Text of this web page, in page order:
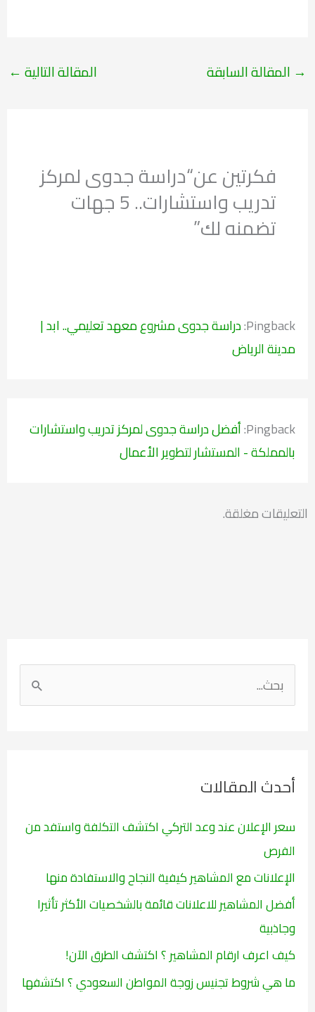
→ المقالة السابقة المقالة التالية←
فكرتين عن“دراسة جدوى لمركز
تدريب واستشارات.. 5 جهات
تضمنه لك”
Pingback: دراسة جدوى مشروع معهد تعليمي.. ابد |
مدينة الرياض
Pingback: أفضل دراسة جدوى لمركز تدريب واستشارات
بالمملكة - المستشار لتطوير الأعمال
التعليقات مغلقة.
ل
ث
ع
ن
أحدث المقالات
سعر الإعلان عند وعد التركي اكتشف التكلفة واستفد من
الفرص
الإعلانات مع المشاهير كيفية النجاح والاستفادة منها
أفضل المشاهير للاعلانات قائمة بالشخصيات الأكثر تأثيرا
وجاذبية
كيف اعرف ارقام المشاهير ؟ اكتشف الطرق الآن!
ما هي شروط تجنيس زوجة المواطن السعودي ؟ اكتشفها